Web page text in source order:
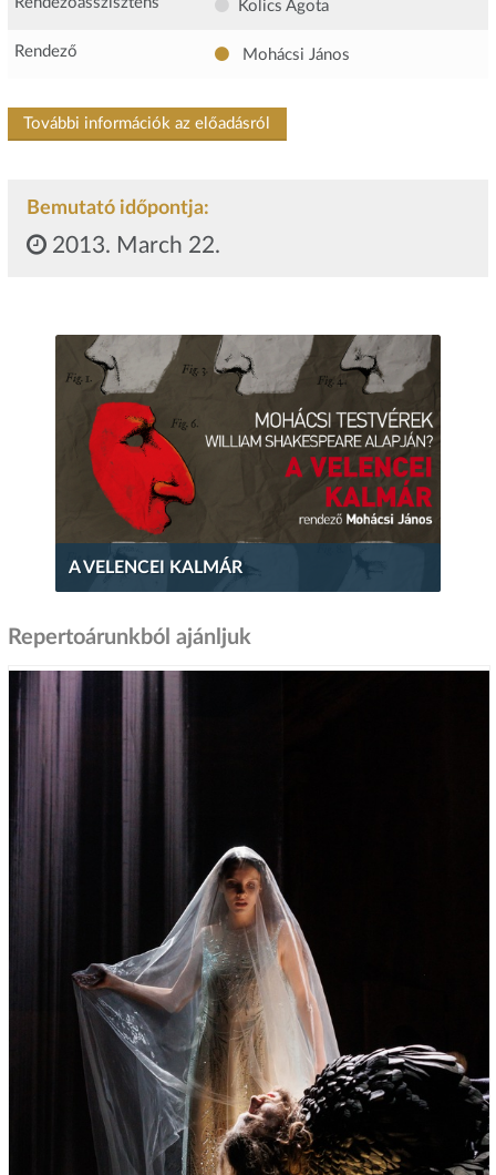
Kolics Ágota
Rendező Mohácsi János
További információk az előadásról
Bemutató időpontja:
2013. March 22.
A VELENCEI KALMÁR
Repertoárunkból ajánljuk